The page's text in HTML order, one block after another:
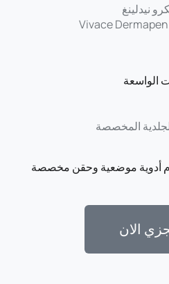
نيدلينغ
Vivace
الواسعة
المخصصة
أدوية موضعية وحقن مخصصة
الان